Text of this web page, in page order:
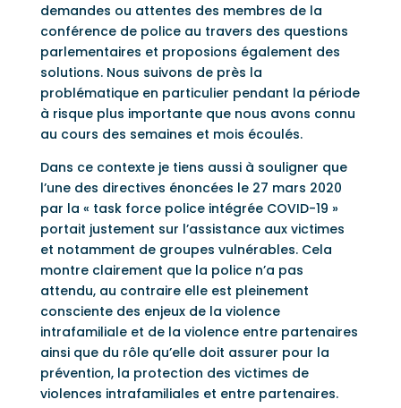
demandes ou attentes des membres de la
conférence de police au travers des questions
parlementaires et proposions également des
solutions. Nous suivons de près la
problématique en particulier pendant la période
à risque plus importante que nous avons connu
au cours des semaines et mois écoulés.
Dans ce contexte je tiens aussi à souligner que
l’une des directives énoncées le 27 mars 2020
par la « task force police intégrée COVID-19 »
portait justement sur l’assistance aux victimes
et notamment de groupes vulnérables. Cela
montre clairement que la police n’a pas
attendu, au contraire elle est pleinement
consciente des enjeux de la violence
intrafamiliale et de la violence entre partenaires
ainsi que du rôle qu’elle doit assurer pour la
prévention, la protection des victimes de
violences intrafamiliales et entre partenaires.